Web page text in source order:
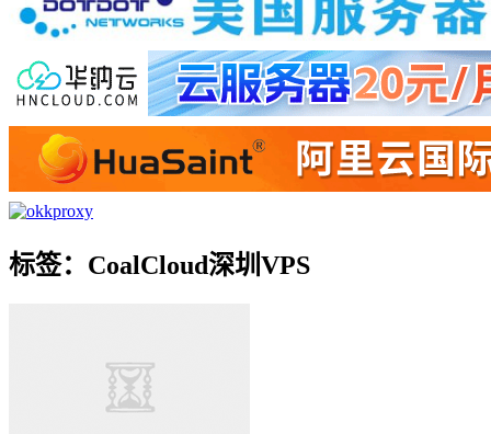
标签：CoalCloud深圳VPS